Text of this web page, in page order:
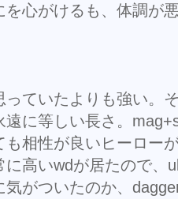
を心がけるも、体調が
っていたよりも強い。
遠に等しい長さ。
も相性が良いヒーロー
に高いwdが居たので、
気がついたのか、